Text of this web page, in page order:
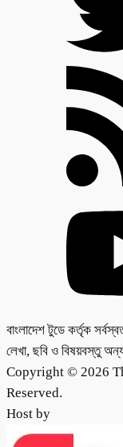
বাংলাদেশ টুডে কর্তৃক
লেখা, ছবি ও বিষয়বস্তু
Copyright © 2026
Reserved.
Host by